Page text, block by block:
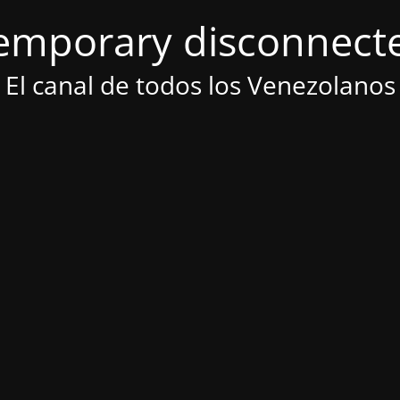
El canal de todos los Venezolanos